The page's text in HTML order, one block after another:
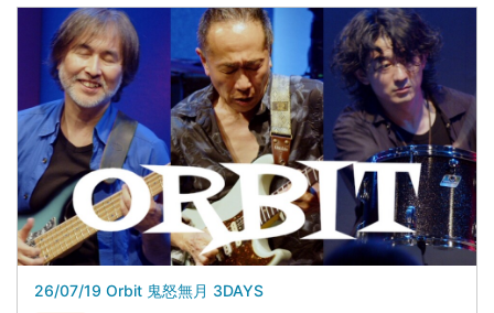
26/07/19 Orbit 鬼怒無月 3DAYS